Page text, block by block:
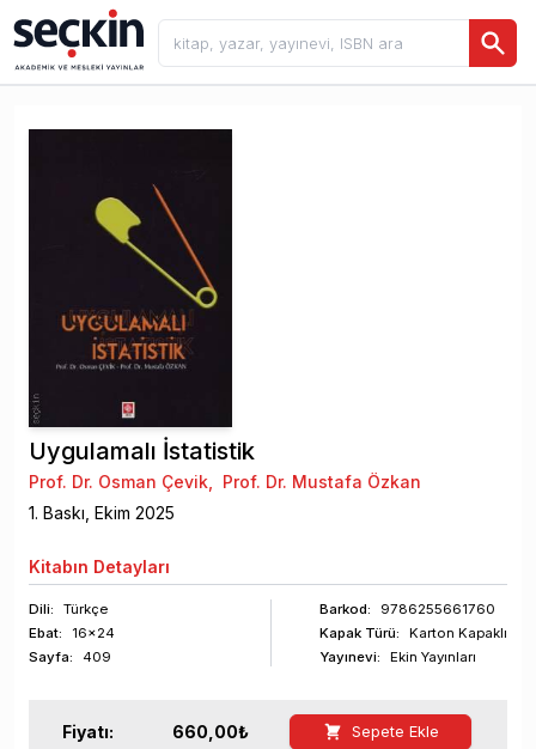
Uygulamalı İstatistik
Prof. Dr. Osman Çevik, Prof. Dr. Mustafa Özkan
1. Baskı, Ekim 2025
Kitabın Detayları
Dili:
Türkçe
Ebat:
16x24
Sayfa: 409
Barkod:
9786255661760
Kapak Türü:
Karton Kapaklı
Yayınevi:
Ekin Yayınları
Fiyatı: 660,00₺ Sepete Ekle